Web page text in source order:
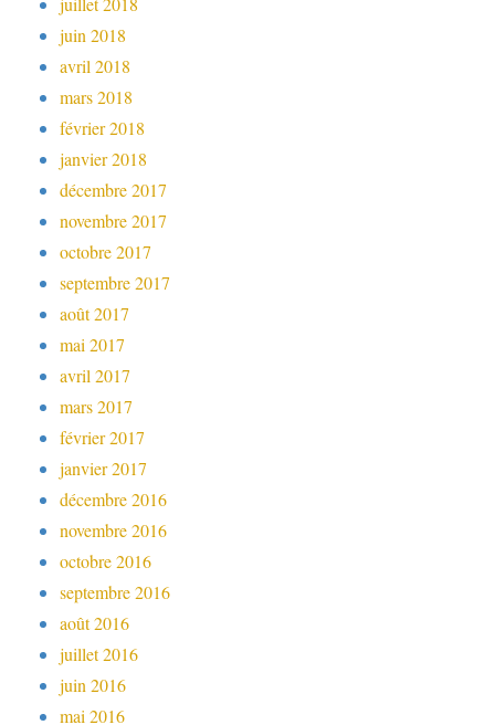
juin 2018
avril 2018
mars 2018
février 2018
janvier 2018
décembre 2017
novembre 2017
octobre 2017
septembre 2017
août 2017
mai 2017
avril 2017
mars 2017
février 2017
janvier 2017
décembre 2016
novembre 2016
octobre 2016
septembre 2016
août 2016
juillet 2016
juin 2016
mai 2016